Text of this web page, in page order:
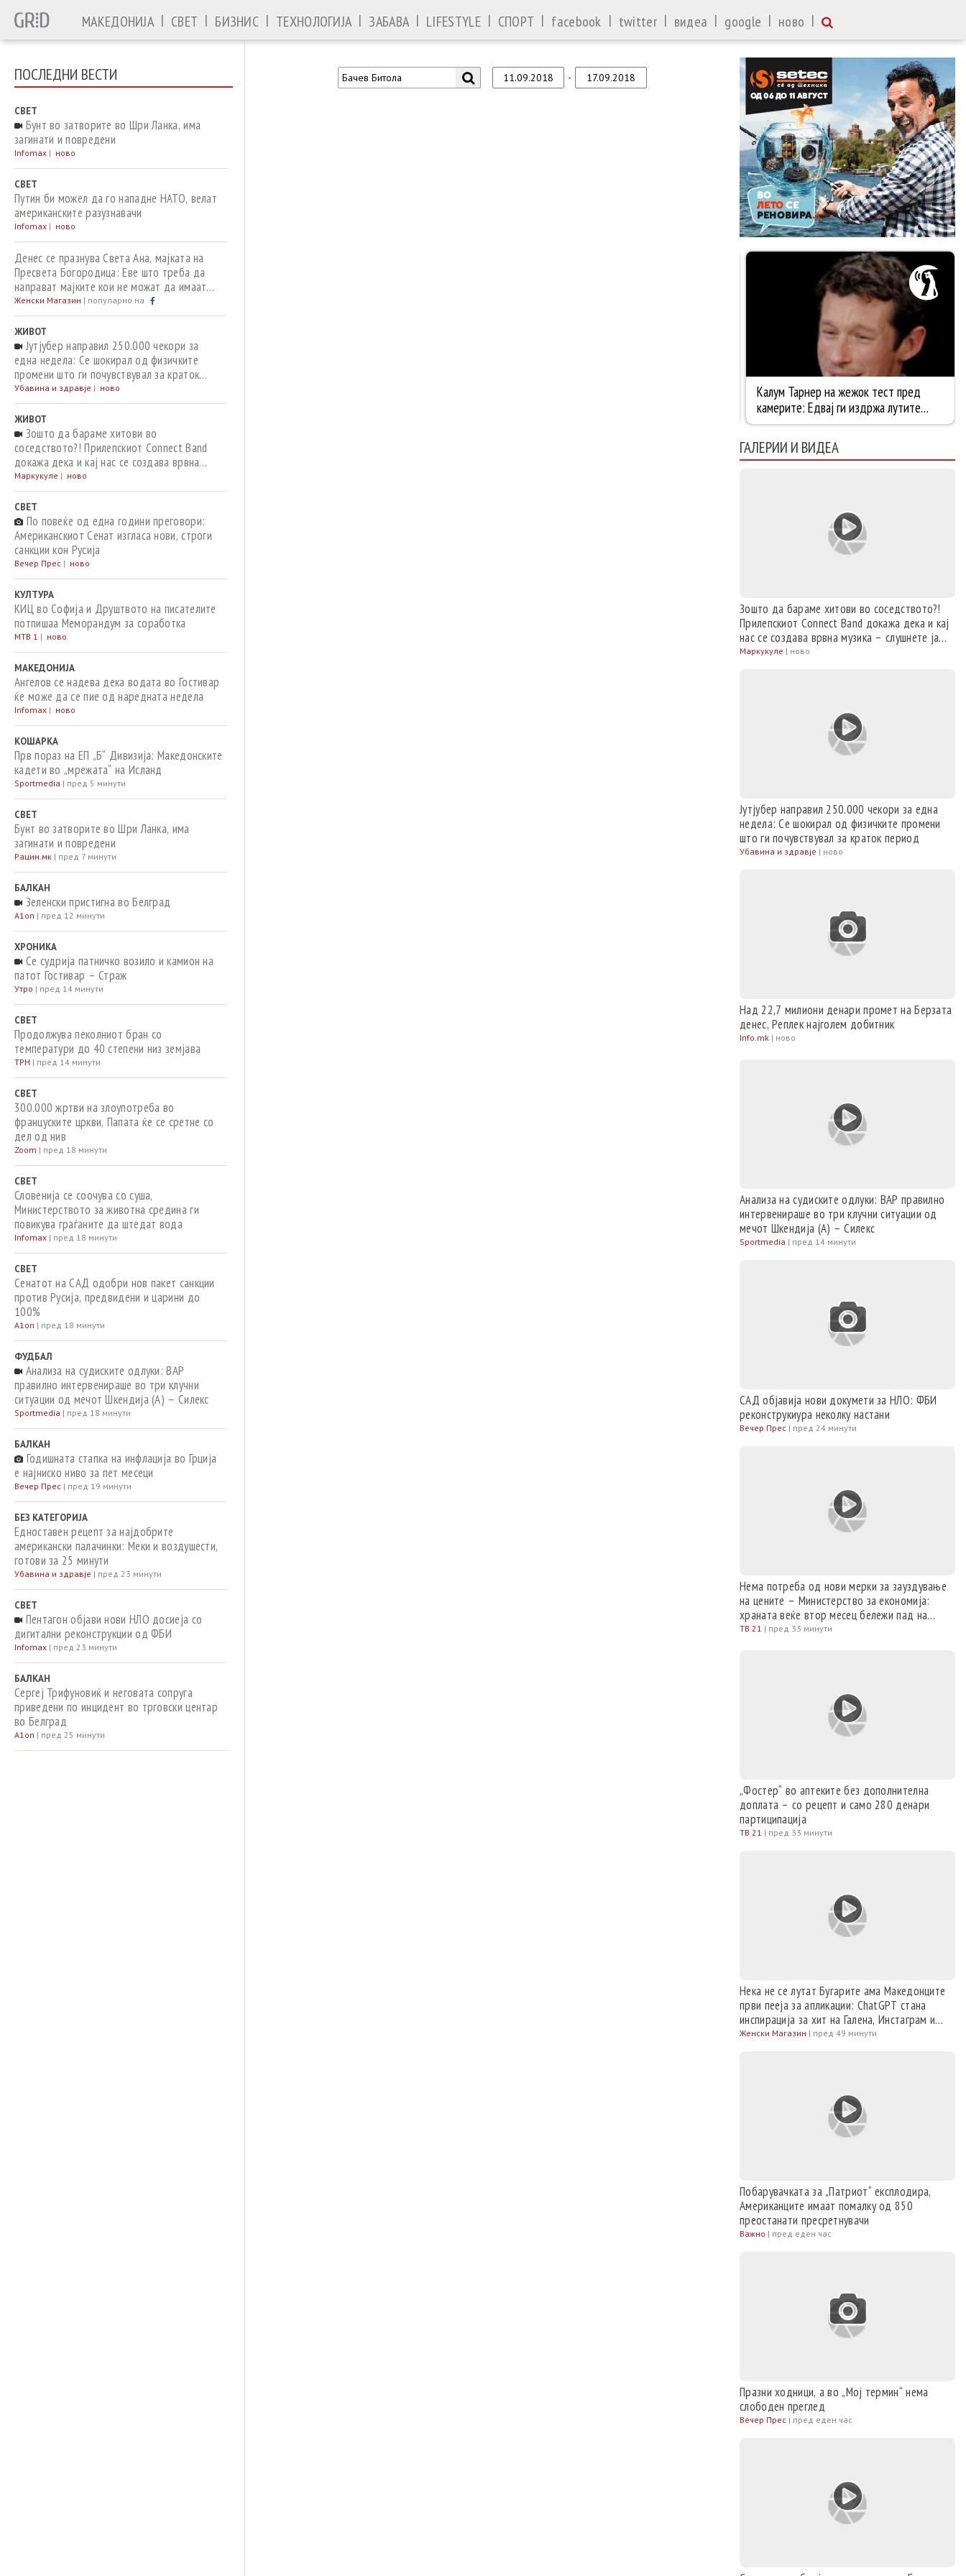
МАКЕДОНИЈА | СВЕТ | БИЗНИС | ТЕХНОЛОГИЈА | ЗАБАВА | LIFESTYLE | СПОРТ | facebook | twitter | видеа | google | ново |
ПОСЛЕДНИ ВЕСТИ
СВЕТ
Бунт во затворите во Шри Ланка, има
загинати и повредени
Infomax | ново
СВЕТ
Путин би можел да го нападне НАТО, велат
американските разузнавачи
Infomax | ново
Денес се празнува Света Ана, мајката на
Пресвета Богородица: Еве што треба да
направат мајките кои не можат да имаат
деца
Женски Магазин | популарно на
ЖИВОТ
Јутјубер направил 250.000 чекори за
една недела: Се шокирал од физичките
промени што ги почувствувал за краток
период
Убавина и здравје | ново
ЖИВОТ
Зошто да бараме хитови во
соседството?! Прилепскиот Connect Band
докажа дека и кај нас се создава врвна
музика – слушнете ја „Води ме со тебе“
Маркукуле | ново
СВЕТ
По повеќе од една години преговори:
Американскиот Сенат изгласа нови, строги
санкции кон Русија
Вечер Прес | ново
КУЛТУРА
КИЦ во Софија и Друштвото на писателите
потпишаа Меморандум за соработка
МТВ 1 | ново
МАКЕДОНИЈА
Ангелов се надева дека водата во Гостивар
ќе може да се пие од наредната недела
Infomax | ново
КОШАРКА
Прв пораз на ЕП „Б“ Дивизија: Македонските
кадети во „мрежата“ на Исланд
Sportmedia | пред 5 минути
СВЕТ
Бунт во затворите во Шри Ланка, има
загинати и повредени
Рацин.мк | пред 7 минути
БАЛКАН
Зеленски пристигна во Белград
A1on | пред 12 минути
ХРОНИКА
Се судрија патничко возило и камион на
патот Гостивар – Страж
Утро | пред 14 минути
СВЕТ
Продолжува пеколниот бран со
температури до 40 степени низ земјава
ТРН | пред 14 минути
СВЕТ
300.000 жртви на злоупотреба во
француските цркви, Папата ќе се сретне со
дел од нив
Zoom | пред 18 минути
СВЕТ
Словенија се соочува со суша,
Министерството за животна средина ги
повикува граѓаните да штедат вода
Infomax | пред 18 минути
СВЕТ
Сенатот на САД одобри нов пакет санкции
против Русија, предвидени и царини до
100%
A1on | пред 18 минути
ФУДБАЛ
Анализа на судиските одлуки: ВАР
правилно интервенираше во три клучни
ситуации од мечот Шкендија (А) – Силекс
Sportmedia | пред 18 минути
БАЛКАН
Годишната стапка на инфлација во Грција
е најниско ниво за пет месеци
Вечер Прес | пред 19 минути
БЕЗ КАТЕГОРИЈА
Едноставен рецепт за најдобрите
американски палачинки: Меки и воздушести,
готови за 25 минути
Убавина и здравје | пред 23 минути
СВЕТ
Пентагон објави нови НЛО досиеја со
дигитални реконструкции од ФБИ
Infomax | пред 23 минути
БАЛКАН
Сергеј Трифуновиќ и неговата сопруга
приведени по инцидент во трговски центар
во Белград
A1on | пред 25 минути
-
ГАЛЕРИИ И ВИДЕА
Зошто да бараме хитови во соседството?!
Прилепскиот Connect Band докажа дека и кај
нас се создава врвна музика – слушнете ја
„Води ме со тебе“
Маркукуле | ново
Јутјубер направил 250.000 чекори за една
недела: Се шокирал од физичките промени
што ги почувствувал за краток период
Убавина и здравје | ново
Над 22,7 милиони денари промет на Берзата
денес, Реплек најголем добитник
Info.mk | ново
Анализа на судиските одлуки: ВАР правилно
интервенираше во три клучни ситуации од
мечот Шкендија (А) – Силекс
Sportmedia | пред 14 минути
САД објавија нови докумети за НЛО: ФБИ
реконструкиура неколку настани
Вечер Прес | пред 24 минути
Нема потреба од нови мерки за зауздување
на цените – Министерство за економија:
храната веќе втор месец бележи пад на
цените
ТВ 21 | пред 33 минути
„Фостер“ во аптеките без дополнителна
доплата – со рецепт и само 280 денари
партиципација
ТВ 21 | пред 33 минути
Нека не се лутат Бугарите ама Македонците
први пееја за апликации: ChatGPT стана
инспирација за хит на Галена, Инстаграм и
ТикТок, за Тања и Сузана
Женски Магазин | пред 49 минути
Побарувачката за „Патриот“ експлодира,
Американците имаат помалку од 850
преостанати пресретнувачи
Важно | пред еден час
Празни ходници, а во „Мој термин“ нема
слободен преглед
Вечер Прес | пред еден час